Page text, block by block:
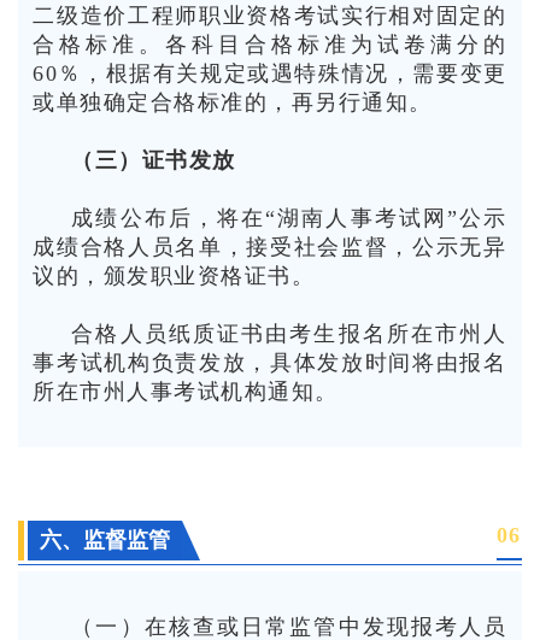
二级造价工程师职业资格考试实行相对固定的
合格标准。各科目合格标准为试卷满分的
60％，根据有关规定或遇特殊情况，需要变更
或单独确定合格标准的，再另行通知。
（三）证书发放
成绩公布后，将在“湖南人事考试网”公示
成绩合格人员名单，接受社会监督，公示无异
议的，颁发职业资格证书。
合格人员纸质证书由考生报名所在市州人
事考试机构负责发放，具体发放时间将由报名
所在市州人事考试机构通知。
六、监督监管 06
（一）在核查或日常监管中发现报考人员